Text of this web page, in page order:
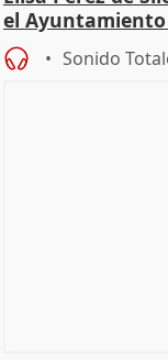
el
Sonido